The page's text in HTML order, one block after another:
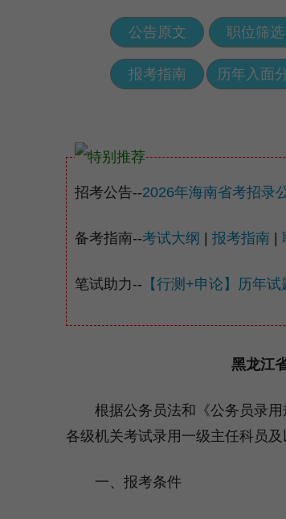
公告原文 职位筛选
报考指南 历年入面
招考公告--2026年海南省考招录
备考指南--考试大纲 报考指南
笔试助力-- 【行测+申论】历年试
黑龙江
根据公务员法和《公务员录用
各级机关考试录用一级主任科员
一、报考条件